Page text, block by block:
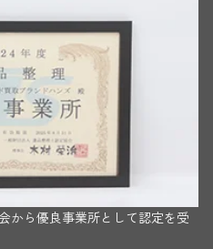
から優良事業所として認定を受